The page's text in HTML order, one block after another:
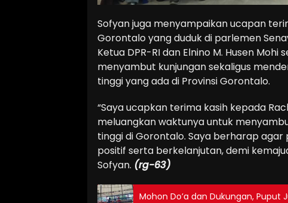
Sofyan juga menyampaikan ucapan
Gorontalo yang duduk di parlemen
Ketua DPR-RI dan Elnino M. Husen
menyambut kunjungan sekaligus
tinggi yang ada di Provinsi Gorontalo.
“Saya ucapkan terima kasih kepada
meluangkan waktunya untuk
tinggi di Gorontalo. Saya berharap
positif serta berkelanjutan, demi
Sofyan. (rg-63)
Mohon Do’a dan Dukungan, Puput